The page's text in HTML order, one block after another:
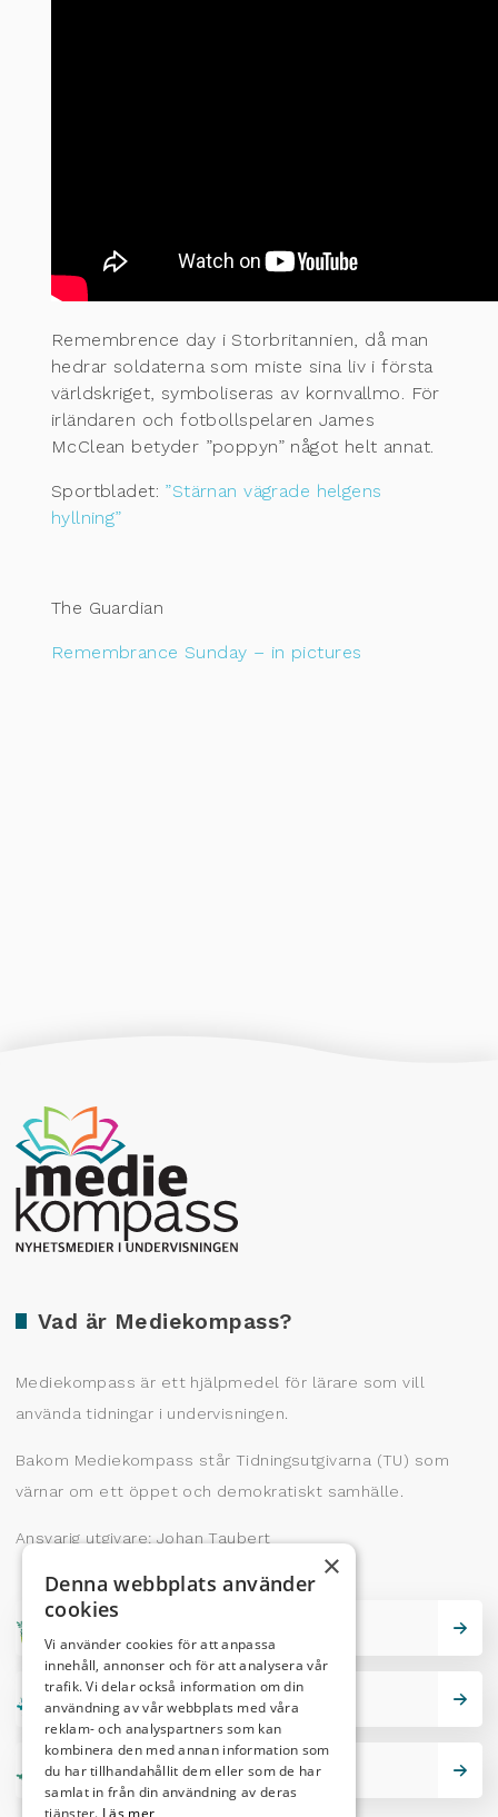
Remembrence day i Storbritannien, då man
hedrar soldaterna som miste sina liv i första
världskriget, symboliseras av kornvallmo. För
irländaren och fotbollspelaren James
McClean betyder ”poppyn” något helt annat.
Sportbladet: ”Stärnan vägrade helgens
hyllning”
The Guardian
Remembrance Sunday – in pictures
Vad är Mediekompass?
Mediekompass är ett hjälpmedel för lärare som vill
använda tidningar i undervisningen.
Bakom Mediekompass står Tidningsutgivarna (TU) som
värnar om ett öppet och demokratiskt samhälle.
Ansvarig utgivare: Johan Taubert
Lektionstips
Nutidskryss
Producerad av Gota Media Brand Studio
×
Denna webbplats använder
cookies
Vi använder cookies för att anpassa
innehåll, annonser och för att analysera vår
trafik. Vi delar också information om din
användning av vår webbplats med våra
reklam- och analyspartners som kan
kombinera den med annan information som
du har tillhandahållit dem eller som de har
samlat in från din användning av deras
tjänster. Läs mer